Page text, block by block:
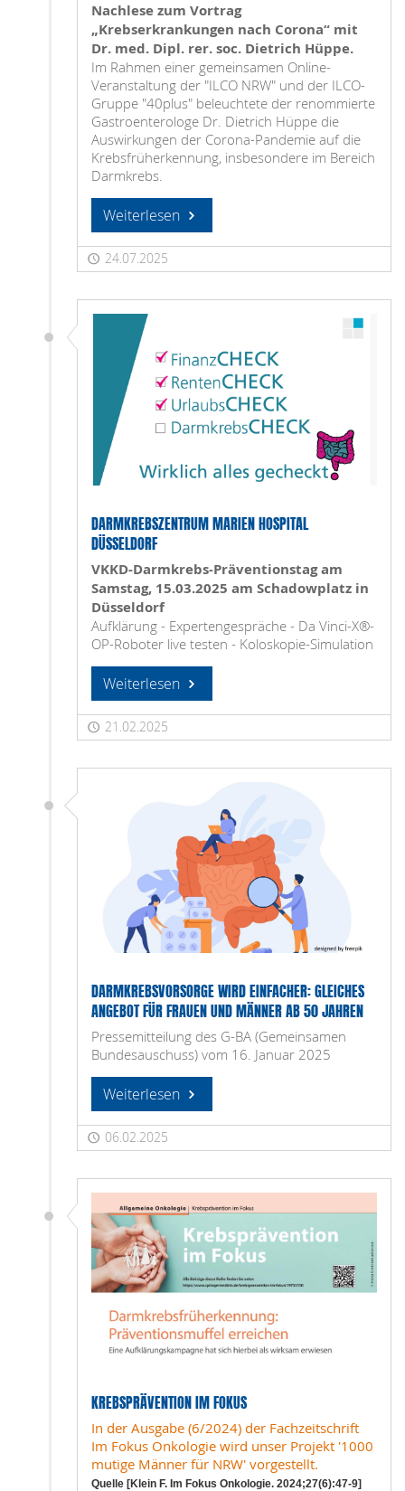
Nachlese zum Vortrag
„Krebserkrankungen nach Corona“ mit
Dr. med. Dipl. rer. soc. Dietrich Hüppe.
Im Rahmen einer gemeinsamen Online-
Veranstaltung der "ILCO NRW" und der ILCO-
Gruppe "40plus" beleuchtete der renommierte
Gastroenterologe Dr. Dietrich Hüppe die
Auswirkungen der Corona-Pandemie auf die
Krebsfrüherkennung, insbesondere im Bereich
Darmkrebs.
Weiterlesen
24.07.2025
DARMKREBSZENTRUM MARIEN HOSPITAL
DÜSSELDORF
VKKD-Darmkrebs-Präventionstag am
Samstag, 15.03.2025 am Schadowplatz in
Düsseldorf
Aufklärung - Expertengespräche - Da Vinci-X®-
OP-Roboter live testen - Koloskopie-Simulation
Weiterlesen
21.02.2025
DARMKREBSVORSORGE WIRD EINFACHER: GLEICHES
ANGEBOT FÜR FRAUEN UND MÄNNER AB 50 JAHREN
Pressemitteilung des G-BA (Gemeinsamen
Bundesauschuss) vom 16. Januar 2025
Weiterlesen
06.02.2025
KREBSPRÄVENTION IM FOKUS
In der Ausgabe (6/2024) der Fachzeitschrift
Im Fokus Onkologie wird unser Projekt '1000
mutige Männer für NRW' vorgestellt.
Quelle [Klein F. Im Fokus Onkologie. 2024;27(6):47-9]